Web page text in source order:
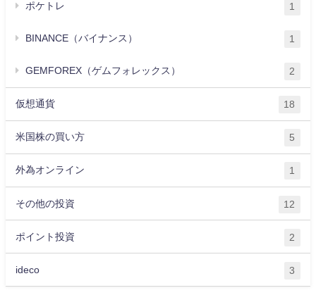
ポケトレ 1
BINANCE（バイナンス） 1
GEMFOREX（ゲムフォレックス） 2
仮想通貨 18
米国株の買い方 5
外為オンライン 1
その他の投資 12
ポイント投資 2
ideco 3